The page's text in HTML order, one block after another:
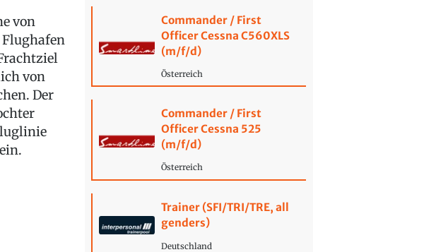
von
von
Der
Commander / First
Officer Cessna C560XLS
(m/f/d)
Österreich
Commander / First
Officer Cessna 525
(m/f/d)
Österreich
Trainer (SFI/TRI/TRE, all
genders)
Deutschland